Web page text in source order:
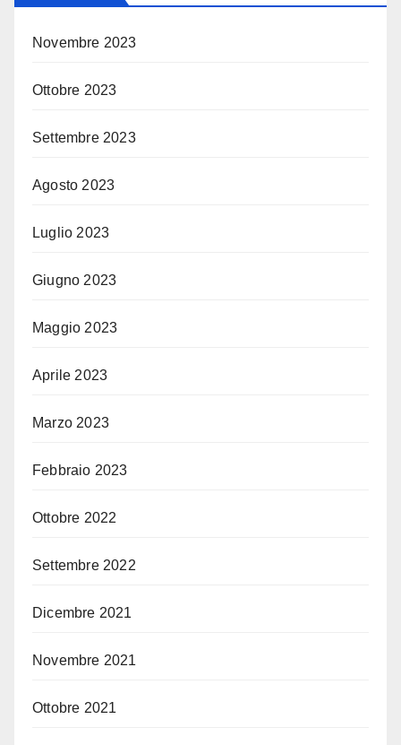
Novembre 2023
Ottobre 2023
Settembre 2023
Agosto 2023
Luglio 2023
Giugno 2023
Maggio 2023
Aprile 2023
Marzo 2023
Febbraio 2023
Ottobre 2022
Settembre 2022
Dicembre 2021
Novembre 2021
Ottobre 2021